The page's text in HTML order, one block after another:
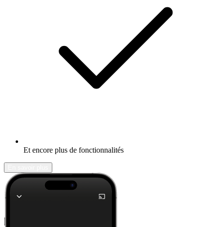
Et encore plus de fonctionnalités